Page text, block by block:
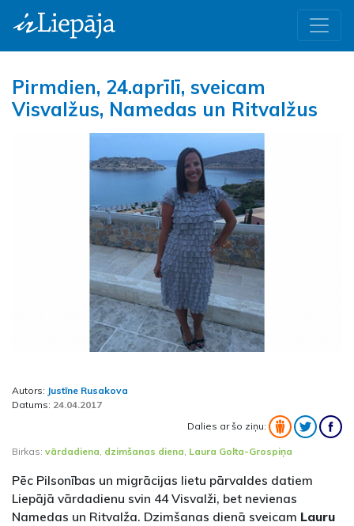
Pirmdien, 24.aprīlī, sveicam
Visvalžus, Namedas un Ritvalžus
Autors: Justīne Rusakova
Datums: 24.04.2017
Dalies ar šo ziņu:
Birkas: vārdadiena, dzimšanas diena, Laura Golta-Grospiņa
Pēc Pilsonības un migrācijas lietu pārvaldes datiem
Liepājā vārdadienu svin 44 Visvalži, bet nevienas
Namedas un Ritvalža. Dzimšanas dienā sveicam Lauru